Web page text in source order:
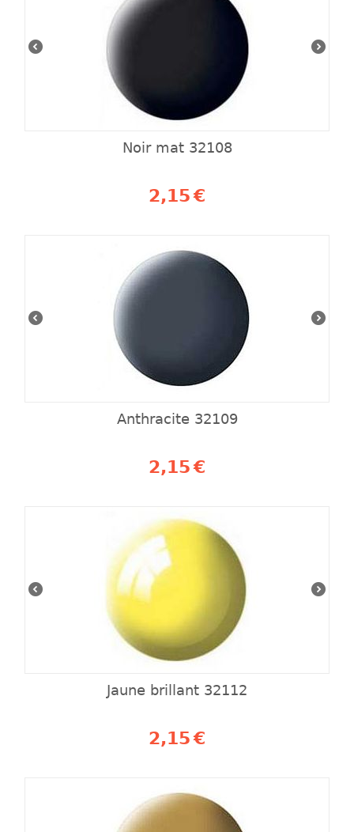
Noir mat 32108
2,15 €
Anthracite 32109
2,15 €
Jaune brillant 32112
2,15 €